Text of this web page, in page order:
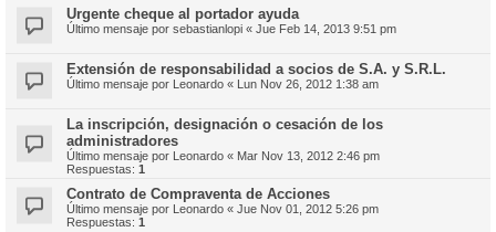
Urgente cheque al portador ayuda
Último mensaje por sebastianlopi « Jue Feb 14, 2013 9:51 pm
Extensión de responsabilidad a socios de S.A. y S.R.L.
Último mensaje por Leonardo « Lun Nov 26, 2012 1:38 am
La inscripción, designación o cesación de los
administradores
Último mensaje por Leonardo « Mar Nov 13, 2012 2:46 pm
Respuestas: 1
Contrato de Compraventa de Acciones
Último mensaje por Leonardo « Jue Nov 01, 2012 5:26 pm
Respuestas: 1